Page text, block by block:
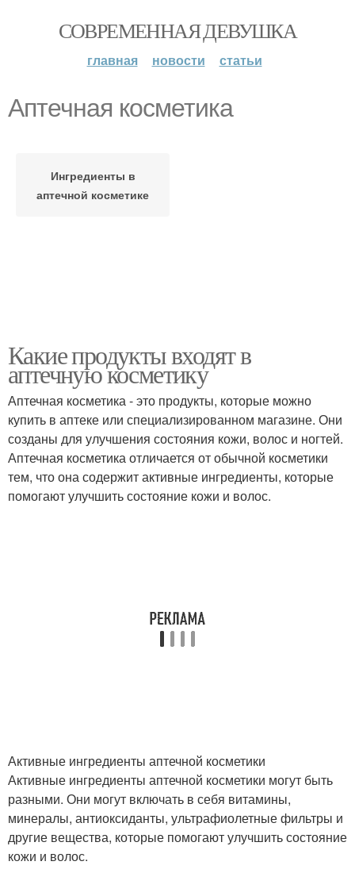
СОВРЕМЕННАЯ ДЕВУШКА
главная новости статьи
Аптечная косметика
Ингредиенты в
аптечной косметике
Какие продукты входят в
аптечную косметику
Аптечная косметика - это продукты, которые можно
купить в аптеке или специализированном магазине. Они
созданы для улучшения состояния кожи, волос и ногтей.
Аптечная косметика отличается от обычной косметики
тем, что она содержит активные ингредиенты, которые
помогают улучшить состояние кожи и волос.
Активные ингредиенты аптечной косметики
Активные ингредиенты аптечной косметики могут быть
разными. Они могут включать в себя витамины,
минералы, антиоксиданты, ультрафиолетные фильтры и
другие вещества, которые помогают улучшить состояние
кожи и волос.